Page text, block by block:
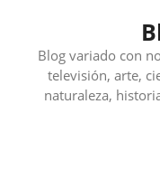
contenidoBlog variado con
televisión, arte,
naturaleza,